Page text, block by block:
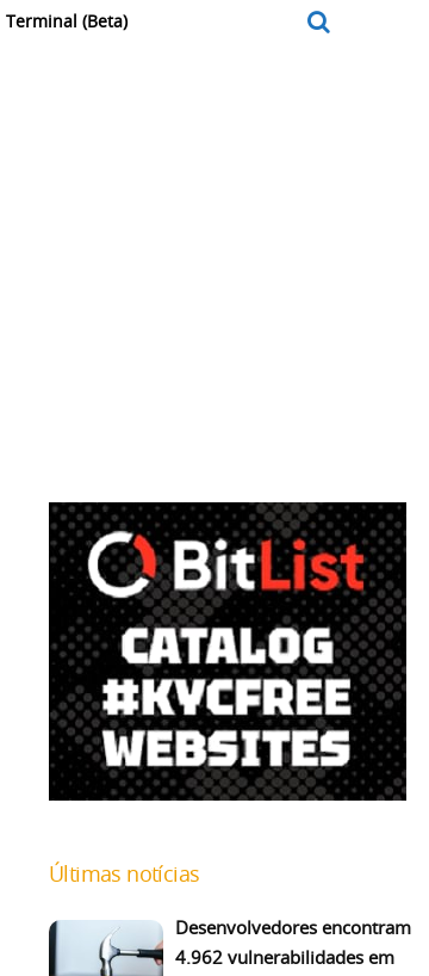
Terminal (Beta)
Últimas notícias
Desenvolvedores encontram
4.962 vulnerabilidades em